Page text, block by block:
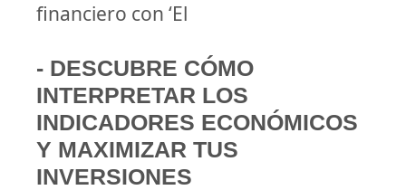
financiero con ‘El
- DESCUBRE CÓMO
INTERPRETAR LOS
INDICADORES ECONÓMICOS
Y MAXIMIZAR TUS
INVERSIONES